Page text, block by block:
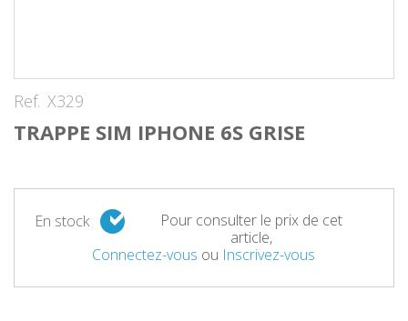
Ref. X329
TRAPPE SIM IPHONE 6S GRISE
En stock
Pour consulter le prix de cet
article,
Connectez-vous ou Inscrivez-vous